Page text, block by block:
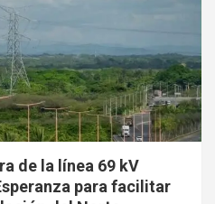
de la línea 69 kV
para facilitar